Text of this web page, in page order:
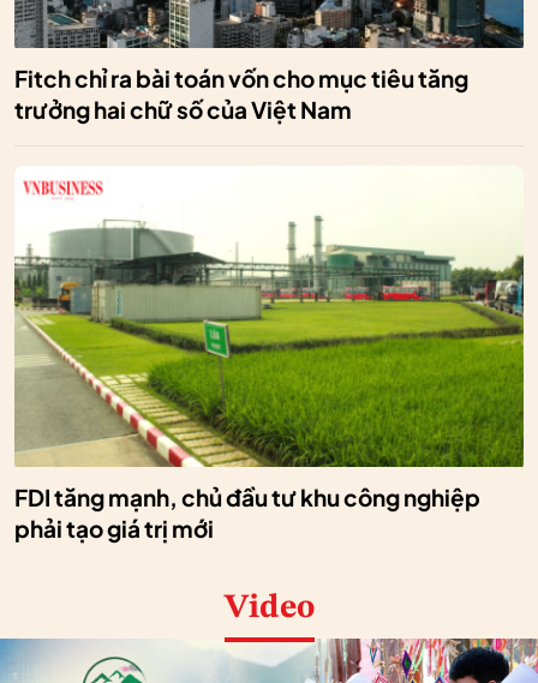
Fitch chỉ ra bài toán vốn cho mục tiêu tăng
trưởng hai chữ số của Việt Nam
FDI tăng mạnh, chủ đầu tư khu công nghiệp
phải tạo giá trị mới
Video